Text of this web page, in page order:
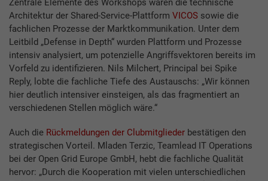
Zentrale Elemente des Workshops waren die technische
Architektur der Shared-Service-Plattform VICOS sowie die
fachlichen Prozesse der Marktkommunikation. Unter dem
Leitbild „Defense in Depth“ wurden Plattform und Prozesse
intensiv analysiert, um potenzielle Angriffsvektoren bereits im
Vorfeld zu identifizieren. Nils Milchert, Principal bei Spike
Reply, lobte die fachliche Tiefe des Austauschs: „Wir können
hier deutlich intensiver einsteigen, als das fragmentiert an
verschiedenen Stellen möglich wäre.“
Auch die Rückmeldungen der Clubmitglieder bestätigen den
strategischen Vorteil. Mladen Terzic, Teamlead IT Operations
bei der Open Grid Europe GmbH, hebt die fachliche Qualität
hervor: „Durch die Kooperation mit vielen unterschiedlichen